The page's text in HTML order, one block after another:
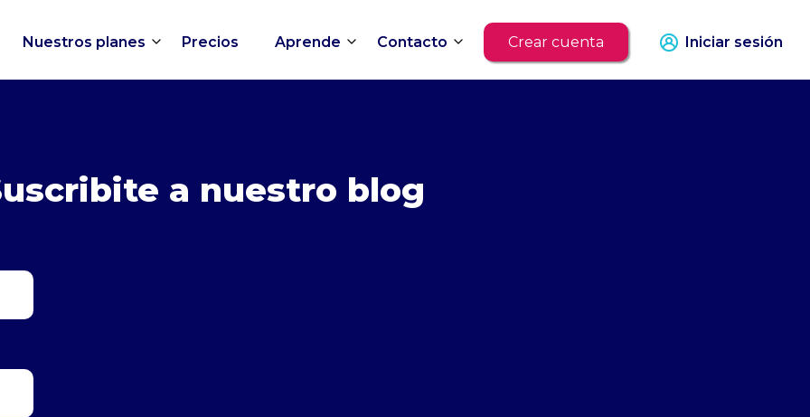
Nuestros planes Precios Aprende Contacto Crear cuenta Iniciar sesión
a nuestro blog